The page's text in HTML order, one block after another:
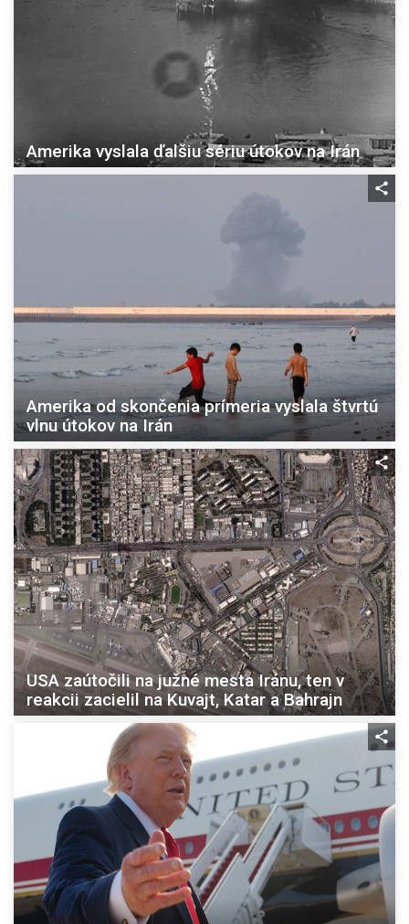
Amerika vyslala ďalšiu sériu útokov na Irán
Amerika od skončenia prímeria vyslala štvrtú
vlnu útokov na Irán
USA zaútočili na južné mesta Iránu, ten v
reakcii zacielil na Kuvajt, Katar a Bahrajn